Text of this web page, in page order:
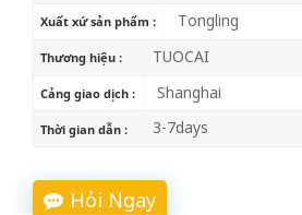
Xuất xứ sản phẩm : Tongling
Thương hiệu : TUOCAI
Cảng giao dịch : Shanghai
Thời gian dẫn : 3-7days
Hỏi Ngay